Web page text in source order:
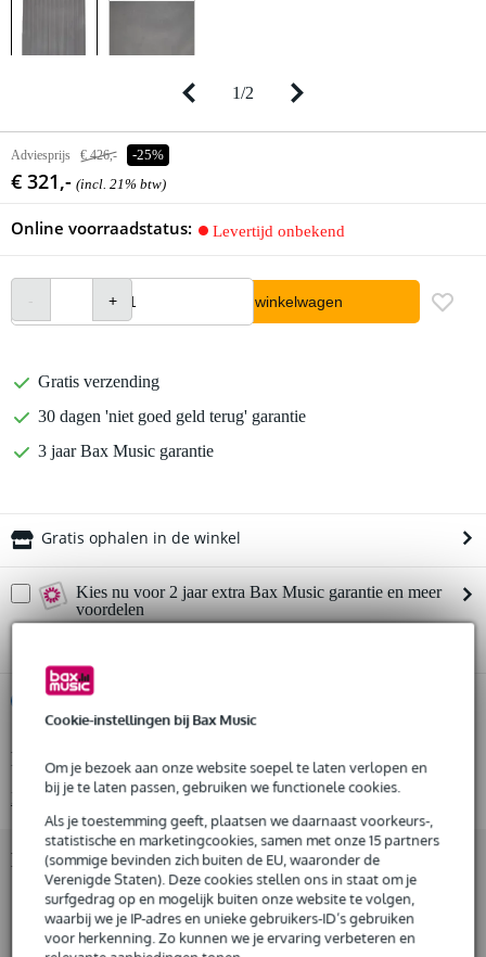
Cookie-instellingen bij Bax Music
Om je bezoek aan onze website soepel te laten verlopen en
bij je te laten passen, gebruiken we functionele cookies.
Als je toestemming geeft, plaatsen we daarnaast voorkeurs-,
statistische en marketingcookies, samen met onze 15 partners
(sommige bevinden zich buiten de EU, waaronder de
Verenigde Staten). Deze cookies stellen ons in staat om je
surfgedrag op en mogelijk buiten onze website te volgen,
waarbij we je IP-adres en unieke gebruikers-ID’s gebruiken
voor herkenning. Zo kunnen we je ervaring verbeteren en
1/2
Adviesprijs € 426,- -25%
€ 321,- (incl. 21% btw)
Online voorraadstatus: Levertijd onbekend
In winkelwagen
Gratis verzending
30 dagen 'niet goed geld terug' garantie
3 jaar Bax Music garantie
Gratis ophalen in de winkel
Kies nu voor 2 jaar extra Bax Music garantie en meer
voordelen
Huur dit product
Huur dit product al vanaf 23 euro per maand
Huur meerdere producten tegelijk: min. € 300,- en max.
Gratisthuisbezorgd of op te halen in de winkel
Al na 4 maanden maandelijks opzegbaar
De mogelijkheid om je product(en) met korting te kopen
Snelle vervanging door Bax Music bij een defect
Productinformatie
Bekijk alle productspecificaties
Bekijk ook eens (7)